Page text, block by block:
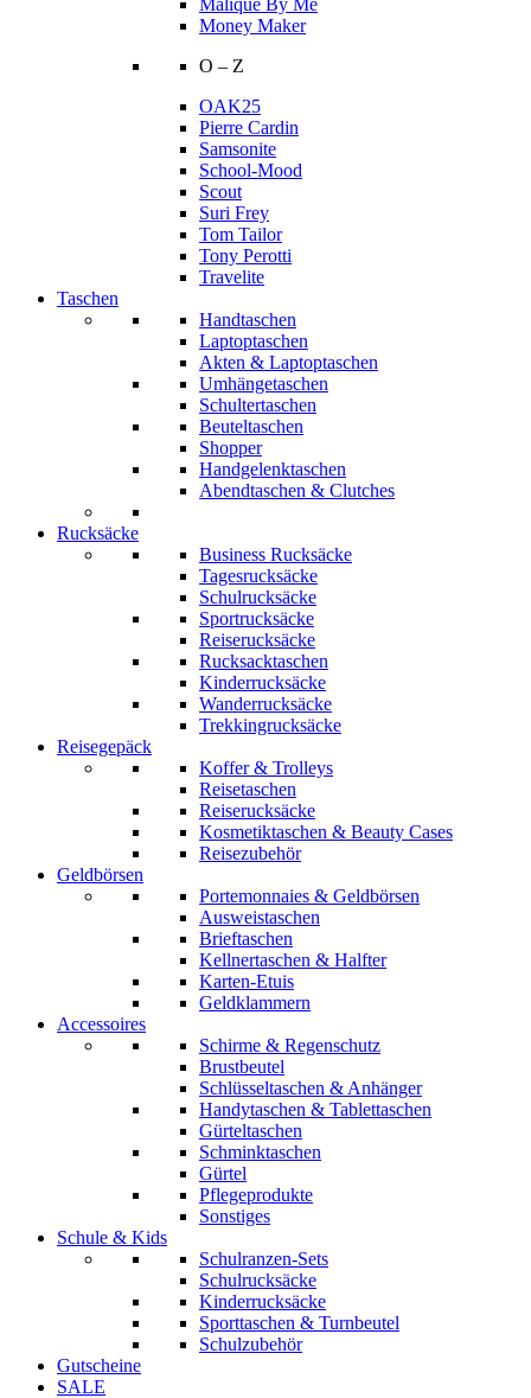
Malique By Me
Money Maker
O – Z
OAK25
Pierre Cardin
Samsonite
School-Mood
Scout
Suri Frey
Tom Tailor
Tony Perotti
Travelite
Taschen
Handtaschen
Laptoptaschen
Akten & Laptoptaschen
Umhängetaschen
Schultertaschen
Beuteltaschen
Shopper
Handgelenktaschen
Abendtaschen & Clutches
Rucksäcke
Business Rucksäcke
Tagesrucksäcke
Schulrucksäcke
Sportrucksäcke
Reiserucksäcke
Rucksacktaschen
Kinderrucksäcke
Wanderrucksäcke
Trekkingrucksäcke
Reisegepäck
Koffer & Trolleys
Reisetaschen
Reiserucksäcke
Kosmetiktaschen & Beauty Cases
Reisezubehör
Geldbörsen
Portemonnaies & Geldbörsen
Ausweistaschen
Brieftaschen
Kellnertaschen & Halfter
Karten-Etuis
Geldklammern
Accessoires
Schirme & Regenschutz
Brustbeutel
Schlüsseltaschen & Anhänger
Handytaschen & Tablettaschen
Gürteltaschen
Schminktaschen
Gürtel
Pflegeprodukte
Sonstiges
Schule & Kids
Schulranzen-Sets
Schulrucksäcke
Kinderrucksäcke
Sporttaschen & Turnbeutel
Schulzubehör
Gutscheine
SALE